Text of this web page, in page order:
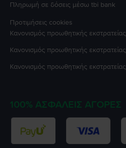
Πληρωμή σε δόσεις μέσω tbi bank
Προτιμήσεις cookies
Κανονισμός προωθητικής εκστρατείας
Κανονισμός προωθητικής εκστρατείας
Κανονισμός προωθητικής εκστρατείας
100% ΑΣΦΑΛΕΊΣ ΑΓΟΡΈΣ